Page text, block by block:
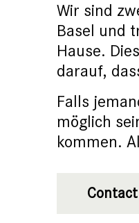
Wir sind
Basel und
Hause.
darauf,
Falls
möglich
kommen.
Contact